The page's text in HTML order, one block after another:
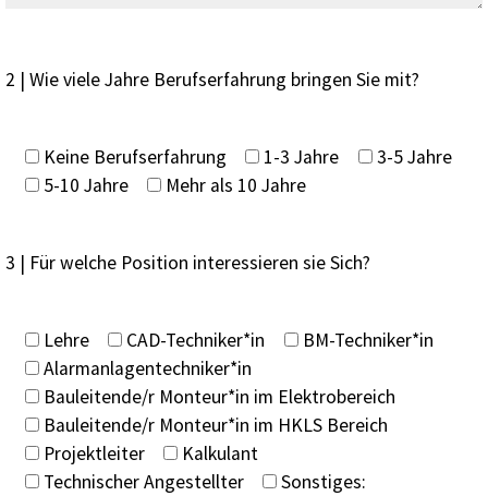
2 | Wie viele Jahre Berufserfahrung bringen Sie mit?
Keine Berufserfahrung 1-3 Jahre
3-5 Jahre
5-10 Jahre
Mehr als 10 Jahre
3 | Für welche Position interessieren sie Sich?
Lehre CAD-Techniker*in
BM-Techniker*in
Alarmanlagentechniker*in
Bauleitende/r Monteur*in im Elektrobereich
Bauleitende/r Monteur*in im HKLS Bereich
Projektleiter
Kalkulant
Technischer Angestellter
Sonstiges: